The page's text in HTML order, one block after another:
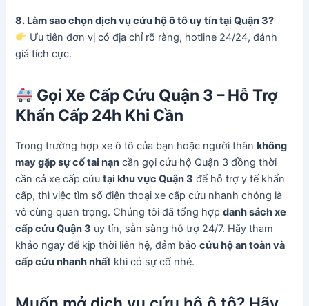
8. Làm sao chọn dịch vụ cứu hộ ô tô uy tín tại Quận 3?
Ưu tiên đơn vị có địa chỉ rõ ràng, hotline 24/24, đánh
giá tích cực.
Gọi Xe Cấp Cứu Quận 3 – Hỗ Trợ
Khẩn Cấp 24h Khi Cần
Trong trường hợp xe ô tô của bạn hoặc người thânkhông
may gặp sự cố tai nạn cần gọi cứu hộ Quận 3 đồng thời
cần cả xe cấp cứutại khu vực Quận 3 để hỗ trợ y tế khẩn
cấp, thì việc tìm số điện thoại xe cấp cứu nhanh chóng là
vô cùng quan trọng. Chúng tôi đã tổng hợpdanh sách xe
cấp cứu Quận 3 uy tín, sẵn sàng hỗ trợ 24/7. Hãy tham
khảo ngay để kịp thời liên hệ, đảm bảocứu hộ an toàn và
cấp cứu nhanh nhất khi có sự cố nhé.